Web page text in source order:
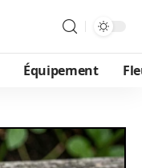
Équipement